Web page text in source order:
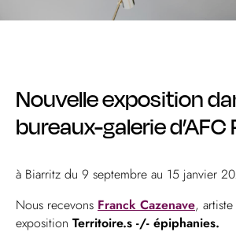
Nouvelle exposition
bureaux-galerie
à Biarritz du 9 septembre au 15 janvier
Nous recevons Franck Cazenave,
exposition Territoire.s -/- épiphanies.